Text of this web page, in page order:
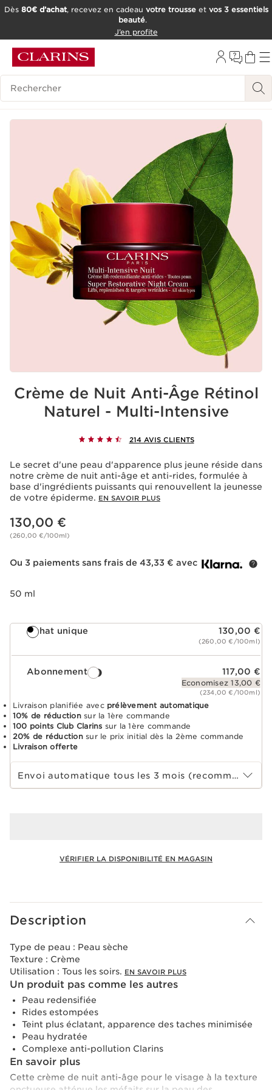
OUTIL D'ACCESSIBILITÉ
Dès 80€ d’achat, recevez en cadeau votre trousseet vos 3 essentiels
beauté.
J’en profite
Historique des recherches
Crème de Nuit Anti-Âge Rétinol
Naturel - Multi-Intensive
214 AVIS CLIENTS
Le secret d'une peau d'apparence plus jeune réside dans
notre crème de nuit anti-âge et anti-rides, formulée à
base d'ingrédients puissants qui renouvellent la jeunesse
de votre épiderme. EN SAVOIR PLUS
Nouveau prix 130,00 €
130,00 €
(260,00 €/100ml)
Ou 3 paiements sans frais de 43,33 € avec
50 ml
Achat unique 130,00 €
(260,00 €/100ml)
Abonnement 117,00 €
Economisez 13,00 €
(234,00 €/100ml)
Livraison planifiée avec prélèvement automatique
10% de réductionsur la 1ère commande
100 points Club Clarins sur la 1ère commande
20% de réductionsur le prix initial dès la 2ème commande
Livraison offerte
Choisir la période d''abonnement
Envoi automatique tous les 3 mois (recommandé)
VÉRIFIER LA DISPONIBILITÉ EN MAGASIN
Description
Type de peau : Peau sèche
Texture : Crème
Utilisation : Tous les soirs. EN SAVOIR PLUS
Un produit pas comme les autres
Peau redensifiée
Rides estompées
Teint plus éclatant, apparence des taches minimisée
Peau hydratée
Complexe anti-pollution Clarins
En savoir plus
Cette crème de nuit anti-âge pour le visage à la texture